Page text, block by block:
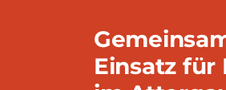
Einsatz für